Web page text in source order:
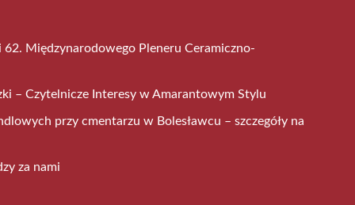
62. Międzynarodowego Pleneru Ceramiczno-
– Czytelnicze Interesy w Amarantowym Stylu
przy cmentarzu w Bolesławcu – szczegóły na
za nami